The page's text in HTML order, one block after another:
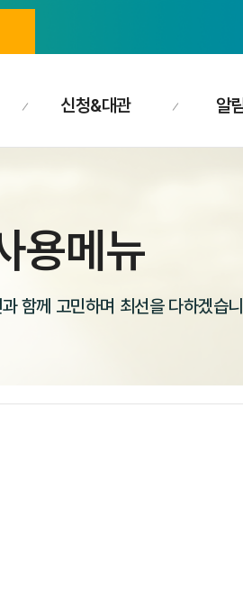
신청&대관 알
용메뉴
함께 고민하며 최선을 다하겠습